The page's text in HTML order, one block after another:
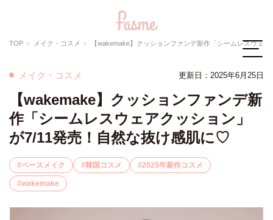
TOP メイク・コスメ 【wakemake】クッションファンデ新作「シームレスウェアクッション」が7/11発売！自然な抜け感肌に♡
メイク・コスメ 更新日： 2025年6月25日
【wakemake】クッションファンデ新
作「シームレスウェアクッション」
が7/11発売！自然な抜け感肌に♡
ベースメイク 韓国コスメ 2025年新作コスメ
wakemake